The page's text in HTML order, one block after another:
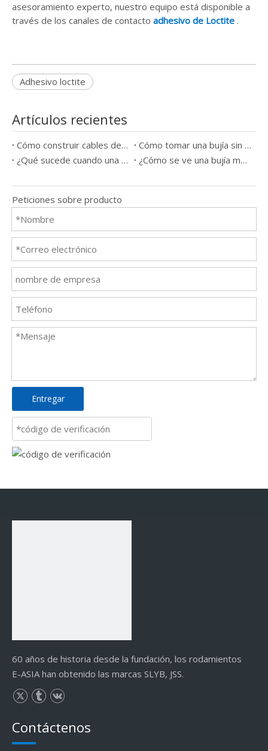
asesoramiento experto, nuestro equipo está disponible a
través de los canales de contacto adhesivo de Loctite .
Adhesivo loctite
Artículos recientes
Cómo construir cables de bujía
Cómo tomar una bujía sin una herramienta
¿Qué sucede cuando una bujía sale mal?
¿Cómo se ve una bujía mala?
Peticiones sobre producto
Entregar
60 años de historia desde la fundación, los rodamientos
E-ASIA han obtenido las marcas SLYB, JSS.
Contáctenos